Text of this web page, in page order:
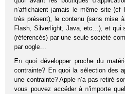
n’affichaient jamais le même site (cf
très présent), le contenu (sans mise
Flash, Silverlight, Java, etc…), et qui
(référencés) par une seule société
par oogle…
En quoi développer proche du
contrainte? En quoi la sélection des
une contrainte? Apple n’a pas retiré
vous pouvez accéder à n’importe